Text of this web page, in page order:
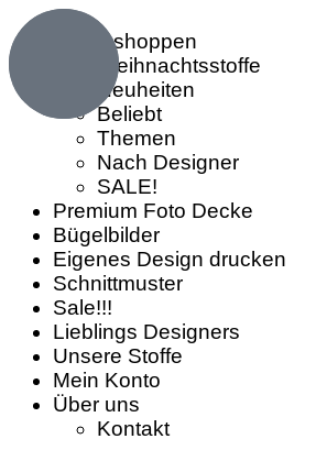
Stoffe shoppen
Weihnachtsstoffe
Neuheiten
Beliebt
Themen
Nach Designer
SALE!
Premium Foto Decke
Bügelbilder
Eigenes Design drucken
Schnittmuster
Sale!!!
Lieblings Designers
Unsere Stoffe
Mein Konto
Über uns
Kontakt